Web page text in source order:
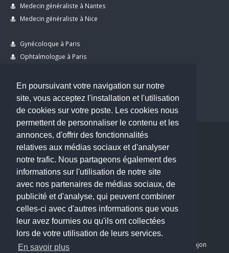
En poursuivant votre navigation sur notre
site, vous acceptez l'installation et l'utilisation
de cookies sur votre poste. Les cookies nous
permettent de personnaliser le contenu et les
annonces, d'offrir des fonctionnalités
relatives aux médias sociaux et d'analyser
notre trafic. Nous partageons également des
informations sur l'utilisation de notre site
avec nos partenaires de médias sociaux, de
publicité et d'analyse, qui peuvent combiner
celles-ci avec d'autres informations que vous
leur avez fournies ou qu'ils ont collectées
lors de votre utilisation de leurs services.
En savoir plus
Medecin généraliste à Nantes
Medecin généraliste à Nice
Gynécoloque à Paris
Ophtalmologue à Paris
Dentiste à Paris
Copyright © 2026 . All Rights Reserved.
choisirunmedecin@gmail.com
Nous contacter
Accueil
Blog
Mon compte
Dernier avis : PASCAL DELCAMPE, Chirurgien maxillo-faciale à Arpajon